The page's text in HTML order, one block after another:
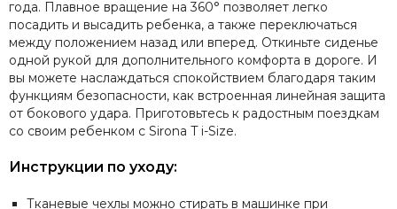
года. Плавное вращение на 360° позволяет легко
посадить и высадить ребенка, а также переключаться
между положением назад или вперед. Откиньте сиденье
одной рукой для дополнительного комфорта в дороге. И
вы можете наслаждаться спокойствием благодаря таким
функциям безопасности, как встроенная линейная защита
от бокового удара. Приготовьтесь к радостным поездкам
со своим ребенком с Sirona T i-Size.
Инструкции по уходу:
Тканевые чехлы можно стирать в машинке при